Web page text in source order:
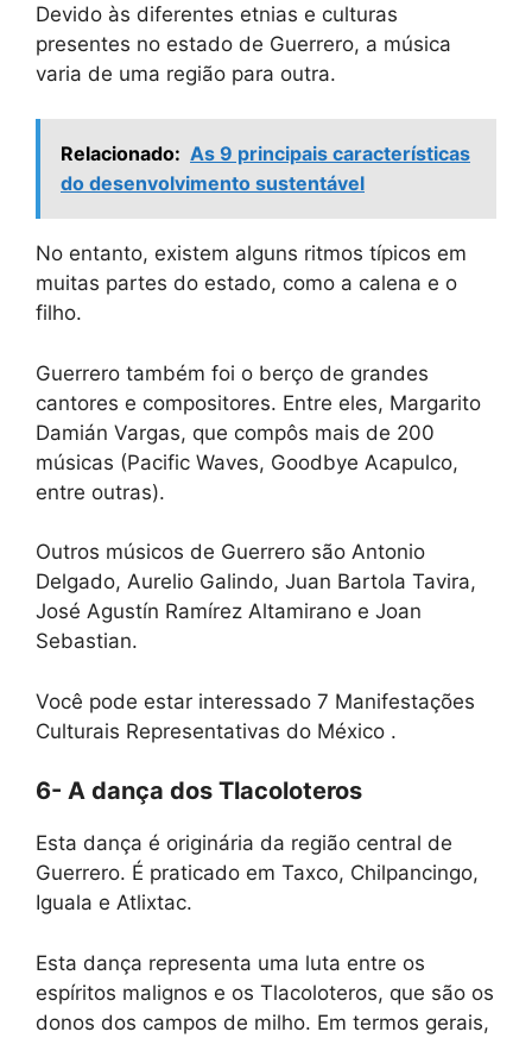
Devido às diferentes etnias e culturas
presentes no estado de Guerrero, a música
varia de uma região para outra.
Relacionado: As 9 principais características
do desenvolvimento sustentável
No entanto, existem alguns ritmos típicos em
muitas partes do estado, como a calena e o
filho.
Guerrero também foi o berço de grandes
cantores e compositores. Entre eles, Margarito
Damián Vargas, que compôs mais de 200
músicas (Pacific Waves, Goodbye Acapulco,
entre outras).
Outros músicos de Guerrero são Antonio
Delgado, Aurelio Galindo, Juan Bartola Tavira,
José Agustín Ramírez Altamirano e Joan
Sebastian.
Você pode estar interessado 7 Manifestações
Culturais Representativas do México .
6- A dança dos Tlacoloteros
Esta dança é originária da região central de
Guerrero. É praticado em Taxco, Chilpancingo,
Iguala e Atlixtac.
Esta dança representa uma luta entre os
espíritos malignos e os Tlacoloteros, que são os
donos dos campos de milho. Em termos gerais,